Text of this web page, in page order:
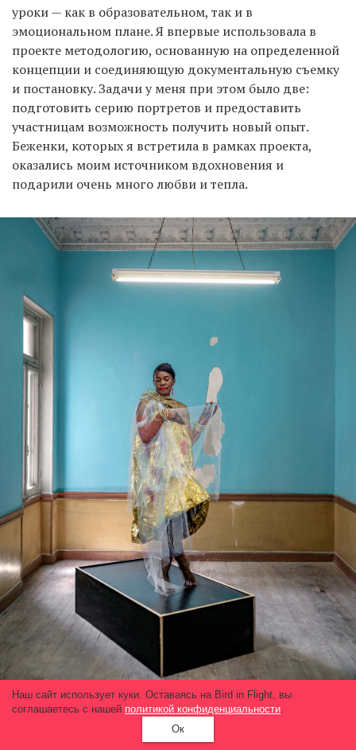
уроки — как в образовательном, так и в
эмоциональном плане. Я впервые использовала в
проекте методологию, основанную на определенной
концепции и соединяющую документальную съемку
и постановку. Задачи у меня при этом было две:
подготовить серию портретов и предоставить
участницам возможность получить новый опыт.
Беженки, которых я встретила в рамках проекта,
оказались моим источником вдохновения и
подарили очень много любви и тепла.
В городе Матади в Конго я была важной дамой.
Более 10 лет я проработала секретаршей в церкви.
Наш сайт использует куки. Оставаясь на Bird in Flight, вы
соглашаетесь с нашей политикой конфиденциальности.
Ок